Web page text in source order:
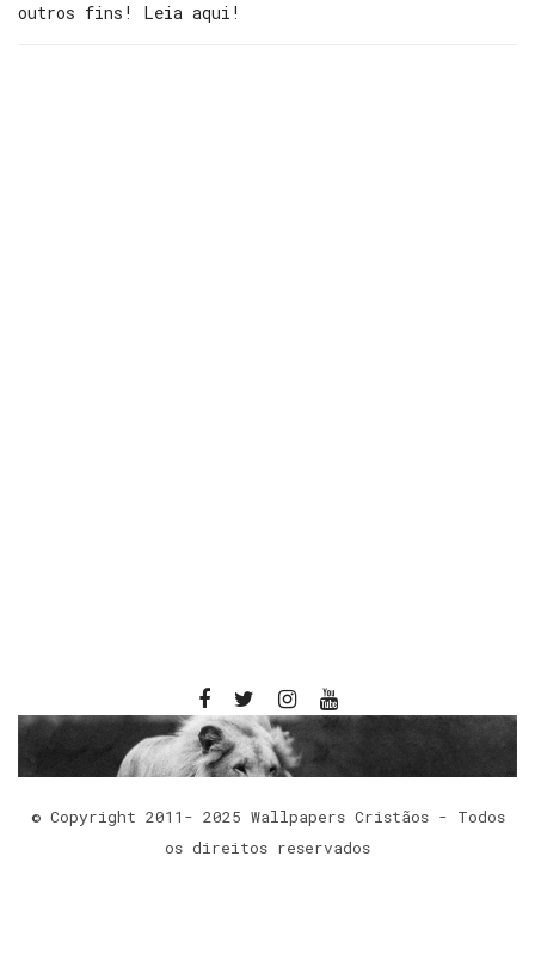
outros fins! Leia aqui!
© Copyright 2011- 2025 Wallpapers Cristãos - Todos
os direitos reservados